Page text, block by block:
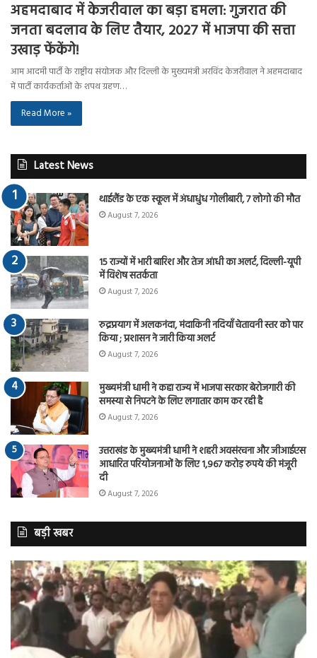
अहमदाबाद में केजरीवाल का बड़ा हमला: गुजरात की
जनता बदलाव के लिए तैयार, 2027 में भाजपा की सत्ता
उखाड़ फेंकेंगे!
आम आदमी पार्टी के राष्ट्रीय संयोजक और दिल्ली के मुख्यमंत्री अरविंद केजरीवाल ने अहमदाबाद
में पार्टी कार्यकर्ताओं के शपथ ग्रहण…
Read More »
Latest News
थाईलैंड के एक स्कूल में अंधाधुंध गोलीबारी, 7 लोगो की मौत
August 7, 2026
15 राज्यों में भारी बारिश और तेज आंधी का अलर्ट, दिल्ली-यूपी
में विशेष सतर्कता
August 7, 2026
रुद्रप्रयाग में अलकनंदा, मंदाकिनी नदियाँ चेतावनी स्तर को पार
किया ; प्रशासन ने जारी किया अलर्ट
August 7, 2026
मुख्यमंत्री धामी ने कहा राज्य में भाजपा सरकार बेरोजगारी की
समस्या से निपटने के लिए लगातार काम कर रही है
August 7, 2026
उत्तराखंड के मुख्यमंत्री धामी ने शहरी अवसंरचना और जीआईएस
आधारित परियोजनाओं के लिए 1,967 करोड़ रुपये की मंजूरी
दी
August 7, 2026
बड़ी खबर